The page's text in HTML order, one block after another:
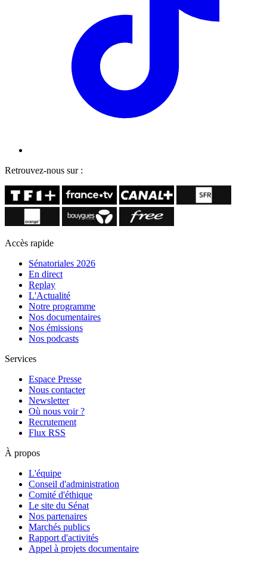
Retrouvez-nous sur :
Accès rapide
Sénatoriales 2026
En direct
Replay
L'Actualité
Notre programme
Nos documentaires
Nos émissions
Nos podcasts
Services
Espace Presse
Nous contacter
Newsletter
Où nous voir ?
Recrutement
Flux RSS
À propos
L'équipe
Conseil d'administration
Comité d'éthique
Le site du Sénat
Nos partenaires
Marchés publics
Rapport d'activités
Appel à projets documentaire